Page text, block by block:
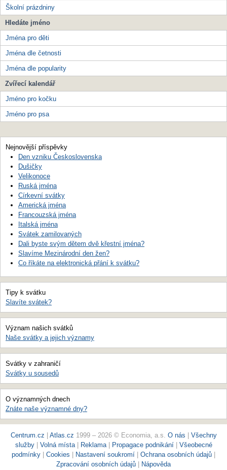
Školní prázdniny
Hledáte jméno
Jména pro děti
Jména dle četnosti
Jména dle popularity
Zvířecí kalendář
Jméno pro kočku
Jméno pro psa
Nejnovější příspěvky
Den vzniku Československa
Dušičky
Velikonoce
Ruská jména
Církevní svátky
Americká jména
Francouzská jména
Italská jména
Svátek zamilovaných
Dali byste svým dětem dvě křestní jména?
Slavíme Mezinárodní den žen?
Co říkáte na elektronická přání k svátku?
Tipy k svátku
Slavíte svátek?
Význam našich svátků
Naše svátky a jejich významy
Svátky v zahraničí
Svátky u sousedů
O významných dnech
Znáte naše významné dny?
Centrum.cz Atlas.cz 1999 – 2026 © Economia, a.s. O nás
Všechny
služby
Volná místa| Reklama Propagace podnikání| Všeobecné
podmínky
Cookies Nastavení soukromí Ochrana osobních údajů
Zpracování osobních údajů
Nápověda